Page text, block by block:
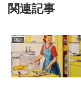
関連記事
雑記